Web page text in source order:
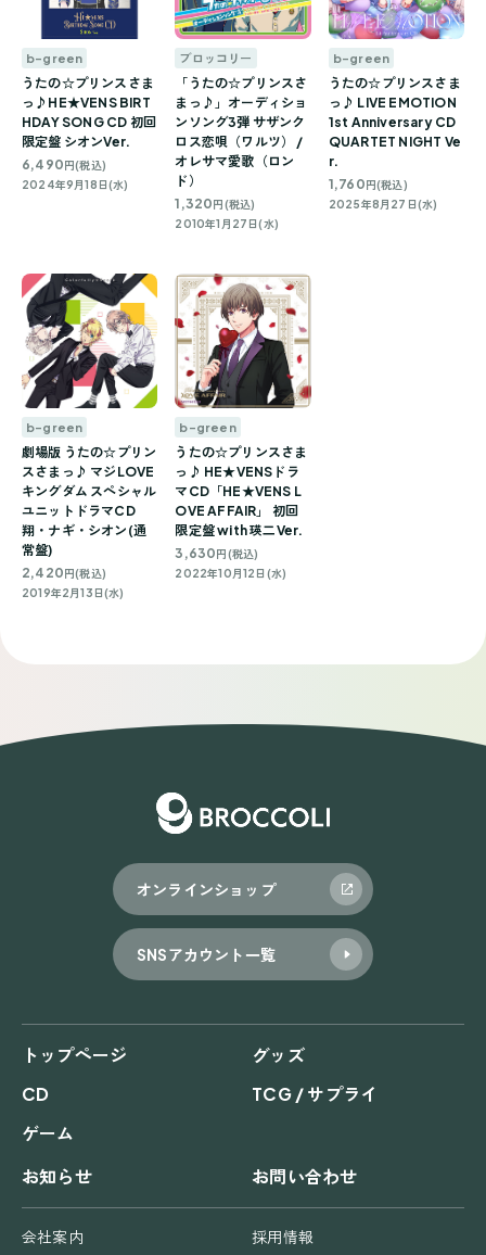
b-green
うたの☆プリンスさま
っ♪HE★VENS BIRT
HDAY SONG CD 初回
限定盤 シオンVer.
6,490 円(税込)
2024年9月18日(水)
ブロッコリー
「うたの☆プリンスさ
まっ♪」オーディショ
ンソング3弾 サザンク
ロス恋唄（ワルツ） /
オレサマ愛歌（ロン
ド）
1,320 円(税込)
2010年1月27日(水)
b-green
うたの☆プリンスさま
っ♪ LIVE EMOTION
1st Anniversary CD
QUARTET NIGHT Ve
r.
1,760 円(税込)
2025年8月27日(水)
b-green
劇場版 うたの☆プリン
スさまっ♪ マジLOVE
キングダム スペシャル
ユニットドラマCD
翔・ナギ・シオン(通
常盤)
2,420円(税込)
2019年2月13日(水)
b-green
うたの☆プリンスさま
っ♪ HE★VENSドラ
マCD「HE★VENS L
OVE AFFAIR」 初回
限定盤 with 瑛二Ver.
3,630円(税込)
2022年10月12日(水)
オンラインショップ
SNSアカウント一覧
トップページ
グッズ
CD
TCG / サプライ
ゲーム
お知らせ
お問い合わせ
会社案内 採用情報